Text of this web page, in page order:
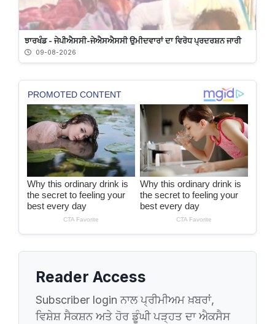
ਝਾਰਖੰਡ - ਜੇਪੀਐਸਸੀ-ਜੇਐਸਐਸਸੀ ਉਮੀਦਵਾਰਾਂ ਦਾ ਵਿਰੋਧ ਪ੍ਰਦਰਸ਼ਨ ਜਾਰੀ
09-08-2026
Reader Access
Subscriber login ਨਾਲ ਪ੍ਰੀਮੀਅਮ ਖ਼ਬਰਾਂ,
ਵਿਸ਼ੇਸ਼ ਸੈਕਸ਼ਨ ਅਤੇ ਹੋਰ ਡੂੰਘੀ ਪੜ੍ਹਤ ਦਾ ਐਕਸੈਸ